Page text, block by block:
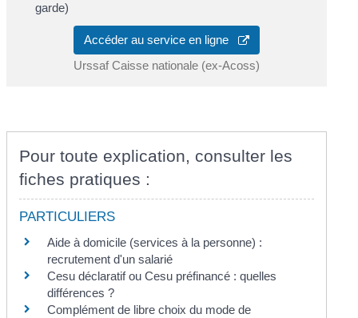
garde)
Accéder au service en ligne
Urssaf Caisse nationale (ex-Acoss)
Pour toute explication, consulter les
fiches pratiques :
PARTICULIERS
Aide à domicile (services à la personne) :
recrutement d'un salarié
Cesu déclaratif ou Cesu préfinancé : quelles
différences ?
Complément de libre choix du mode de